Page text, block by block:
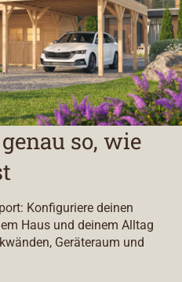
so, wie
Konfiguriere deinen
Haus und deinem Alltag
Geräteraum und